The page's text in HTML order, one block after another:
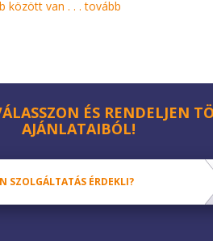
között van . . .tovább
ÉS RENDELJEN
AJÁNLATAIBÓL!
SZOLGÁLTATÁS ÉRDEKLI?